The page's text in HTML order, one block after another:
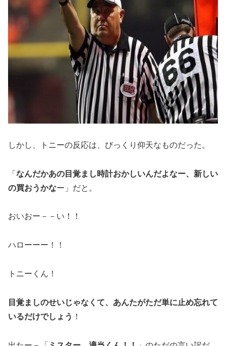
しかし、トニーの反応は、びっくり仰天なものだった。
「 なんだかあの目覚まし時計おかしいんだよなー、新しい
の買おうかなー」だと。
おいおー－－い！！
ハローーー！！
トニーくん！
目覚ましのせいじゃなくて、あんたがただ単に止め忘れて
いるだけでしょう ！